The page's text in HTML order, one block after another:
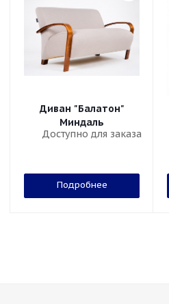
Диван "Балатон"
Миндаль
Доступно для заказа
Подробнее